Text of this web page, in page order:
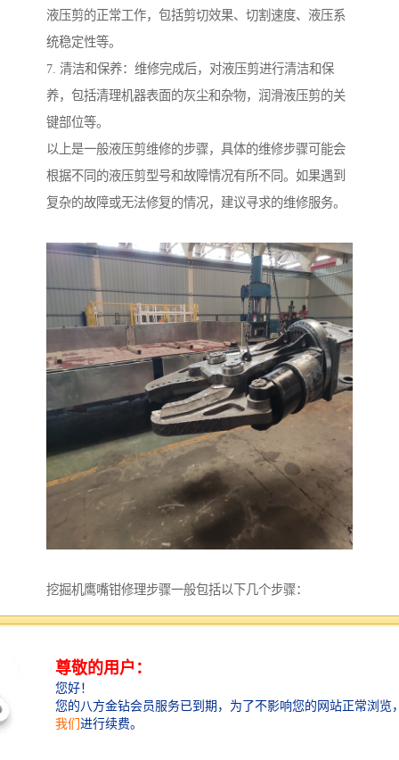
液压剪的正常工作，包括剪切效果、切割速度、液压系
统稳定性等。
7. 清洁和保养：维修完成后，对液压剪进行清洁和保
养，包括清理机器表面的灰尘和杂物，润滑液压剪的关
键部位等。
以上是一般液压剪维修的步骤，具体的维修步骤可能会
根据不同的液压剪型号和故障情况有所不同。如果遇到
复杂的故障或无法修复的情况，建议寻求的维修服务。
挖掘机鹰嘴钳修理步骤一般包括以下几个步骤：
1. 检查故障：先需要对挖掘机鹰嘴钳进行全面检查，确
2. 拆卸鹰嘴钳：根据故障的具体情况，拆卸鹰嘴钳的零
部件，将其分解为更小的组件。
3. 清洁和检修：清洁鹰嘴钳的各个零部件，包括杂质和